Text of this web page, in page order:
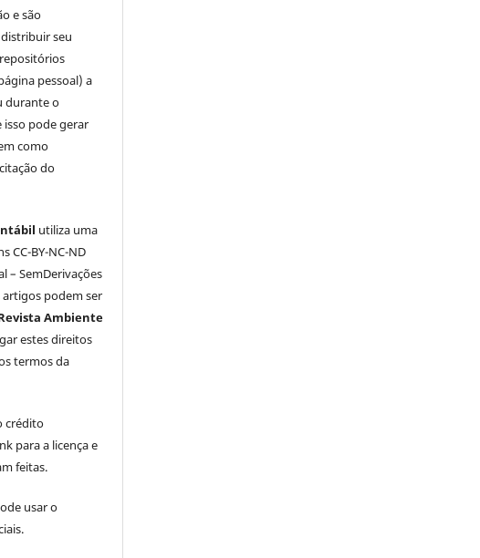
e são
seu
pessoal) a
durante o
isso pode gerar
como
do
utiliza uma
CC-BY-NC-ND
– SemDerivações
artigos podem ser
Ambiente
estes direitos
termos da
crédito
para a licença e
feitas.
usar o